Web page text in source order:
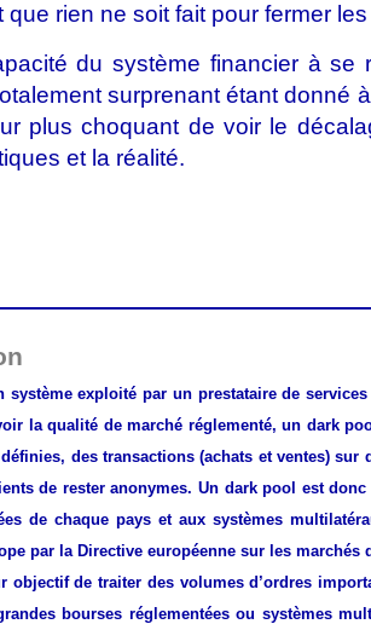
que rien ne soit fait pour fermer
du système financier à se
surprenant étant donné
plus choquant de voir le
et la réalité.
système exploité par un prestataire de
la qualité de marché réglementé, un dark
des transactions (achats et ventes)
de rester anonymes. Un dark pool est
de chaque pays et aux systèmes
par la Directive européenne sur les marchés
objectif de traiter des volumes d’ordres
bourses réglementées ou systèmes